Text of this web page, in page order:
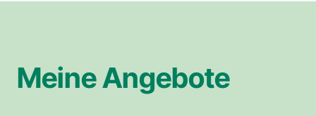
Meine Angebote